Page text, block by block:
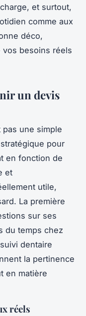
et surtout,
comme aux
déco,
vos besoins réels
un devis
pas une simple
pour
en fonction de
et
utile,
La première
sur ses
du temps chez
dentaire
la pertinence
en matière
réels